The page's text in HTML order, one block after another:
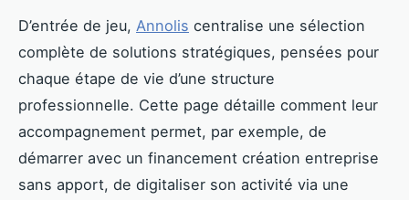
D’entrée de jeu, Annolis centralise une sélection
complète de solutions stratégiques, pensées pour
chaque étape de vie d’une structure
professionnelle. Cette page détaille comment leur
accompagnement permet, par exemple, de
démarrer avec un financement création entreprise
sans apport, de digitaliser son activité via une